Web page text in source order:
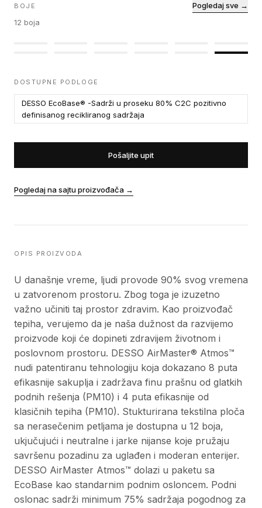
BOJE
12 boja
Pogledaj sve →
DOSTUPNE PODLOGE
DESSO EcoBase® -Sadrži u proseku 80% C2C pozitivno
definisanog recikliranog sadržaja
Pošaljite upit
Pogledaj na sajtu proizvođača →
OPIS PROIZVODA
U današnje vreme, ljudi provode 90% svog vremena
u zatvorenom prostoru. Zbog toga je izuzetno
važno učiniti taj prostor zdravim. Kao proizvođač
tepiha, verujemo da je naša dužnost da razvijemo
proizvode koji će dopineti zdravijem životnom i
poslovnom prostoru. DESSO AirMaster® Atmos™
nudi patentiranu tehnologiju koja dokazano 8 puta
efikasnije sakuplja i zadržava finu prašnu od glatkih
podnih rešenja (PM10) i 4 puta efikasnije od
klasičnih tepiha (PM10). Stukturirana tekstilna ploča
sa nerasečenim petljama je dostupna u 12 boja,
ukjučujući i neutralne i jarke nijanse koje pružaju
savršenu pozadinu za uglađen i moderan enterijer.
DESSO AirMaster Atmos™ dolazi u paketu sa
EcoBase kao standarnim podnim osloncem. Podni
oslonac sadrži minimum 75% sadržaja pogodnog za